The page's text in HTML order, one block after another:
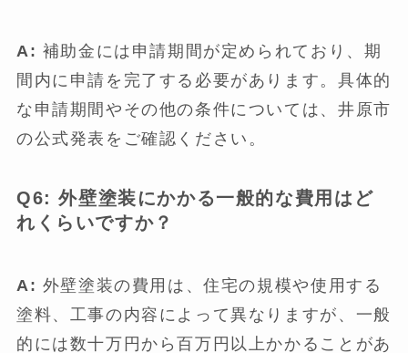
A: 補助金には申請期間が定められており、期
間内に申請を完了する必要があります。具体的
な申請期間やその他の条件については、井原市
の公式発表をご確認ください。
Q6: 外壁塗装にかかる一般的な費用はど
れくらいですか？
A: 外壁塗装の費用は、住宅の規模や使用する
塗料、工事の内容によって異なりますが、一般
的には数十万円から百万円以上かかることがあ